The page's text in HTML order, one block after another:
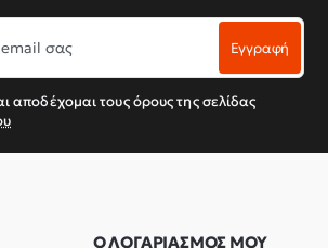
Εγγραφή
αποδέχομαι τους όρους της σελίδας
Ο ΛΟΓΑΡΙΑΣΜΟΣ ΜΟΥ